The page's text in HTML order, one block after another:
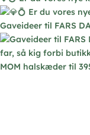
Gaveideer til FARS
MOM halskæder til